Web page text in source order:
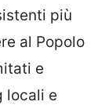
più
al Popolo
e
locali e